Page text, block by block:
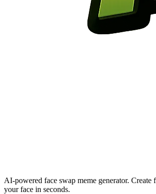
AI-powered face swap meme generator. Create
your face in seconds.